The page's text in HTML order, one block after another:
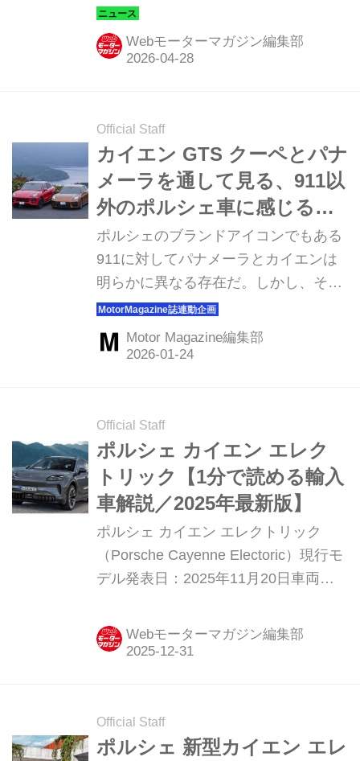
ドの予約受注を開始した。
Webモーターマガジン編集部
Official Staff
カイエン GTS クーペとパナ
メーラを通して見る、911以
外のポルシェ車に感じる意
味と価値
ポルシェのブランドアイコンでもある
911に対してパナメーラとカイエンは
明らかに異なる存在だ。しかし、その
根底にはポルシェの哲学と血統が確か
に受け継がれている。もちろんそれは
今回テストドライブした2台の最新モ
文：大谷達也／写真：村西一海）
Motor Magazine編集部
Official Staff
ポルシェ カイエン エレク
トリック【1分で読める輸入
車解説／2025年最新版】
ポルシェ カイエン エレクトリック
（Porsche Cayenne Electoric）現行モ
デル発表日：2025年11月20日車両価
Webモーターマガジン編集部
Official Staff
ポルシェ 新型カイエン エレ